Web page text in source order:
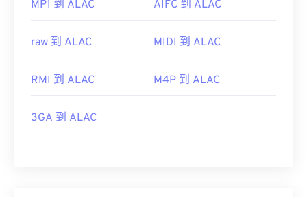
MP1 到 ALAC AIFC 到 ALAC
raw 到 ALAC MIDI 到 ALAC
RMI 到 ALAC M4P 到 ALAC
3GA 到 ALAC